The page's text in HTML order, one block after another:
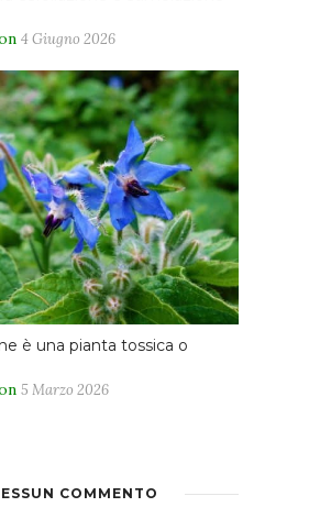
4 Giugno 2026
è una pianta tossica o
5 Marzo 2026
COMMENTO